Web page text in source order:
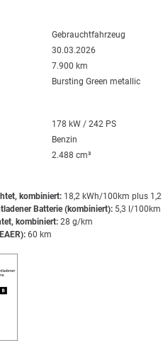
Gebrauchtfahrzeug
30.03.2026
7.900 km
Bursting Green metallic
178 kW / 242 PS
Benzin
2.488 cm³
kombiniert: 18,2 kWh/100km plus
Batterie (kombiniert): 5,3 l/100km
kombiniert: 28 g/km
60 km